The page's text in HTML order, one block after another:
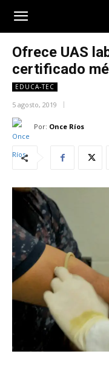
Ofrece UAS
certificado
EDUCA-TEC
5 agosto, 2019
Por: Once Ríos